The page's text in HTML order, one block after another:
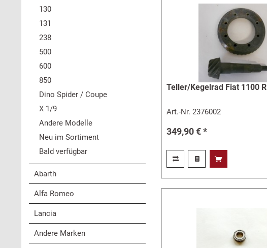
130
131
238
500
600
850
Dino Spider / Coupe
X 1/9
Andere Modelle
Neu im Sortiment
Bald verfügbar
Abarth
Alfa Romeo
Lancia
Andere Marken
Teller/Kegelrad Fiat 1100 R
Art.-Nr.2376002
349,90 € *